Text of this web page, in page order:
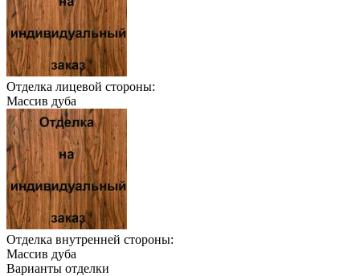
Отделка лицевой стороны:
Массив дуба
Отделка внутренней стороны:
Массив дуба
Варианты отделки